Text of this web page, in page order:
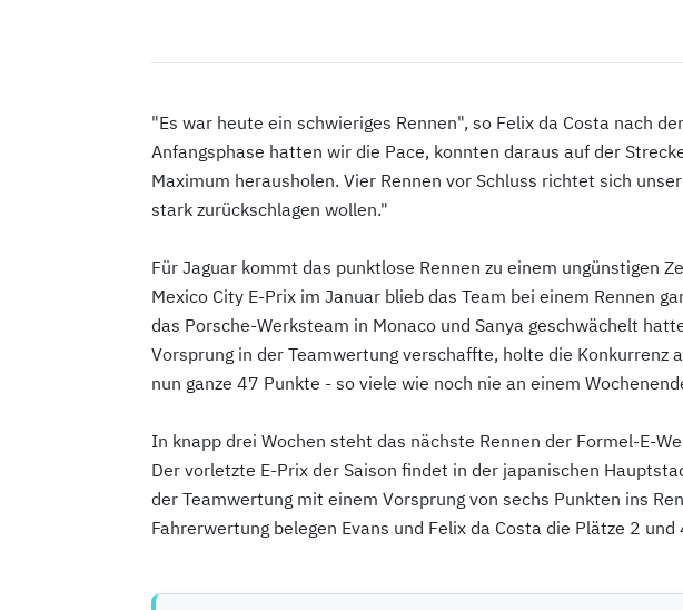
"Es war heute ein schwieriges Rennen", so Felix da Costa nach
Anfangsphase hatten wir die Pace, konnten daraus auf der
Maximum herausholen. Vier Rennen vor Schluss richtet sich
stark zurückschlagen wollen."
Für Jaguar kommt das punktlose Rennen zu einem ungünstigen
Mexico City E-Prix im Januar blieb das Team bei einem Rennen
das Porsche-Werksteam in Monaco und Sanya geschwächelt
Vorsprung in der Teamwertung verschaffte, holte die Konkurrenz
nun ganze 47 Punkte - so viele wie noch nie an einem
In knapp drei Wochen steht das nächste Rennen der Formel-E-
Der vorletzte E-Prix der Saison findet in der japanischen
der Teamwertung mit einem Vorsprung von sechs Punkten ins
Fahrerwertung belegen Evans und Felix da Costa die Plätze 2 und